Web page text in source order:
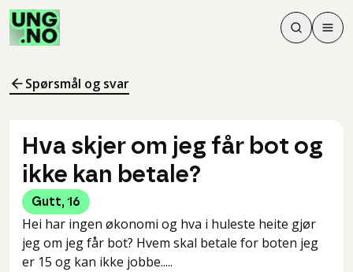
Søk
Søk
Meny
Spørsmål og svar
Hva skjer om jeg får bot og
ikke kan betale?
Gutt, 16
Hei har ingen økonomi og hva i huleste heite gjør
jeg om jeg får bot? Hvem skal betale for boten jeg
er 15 og kan ikke jobbe.....